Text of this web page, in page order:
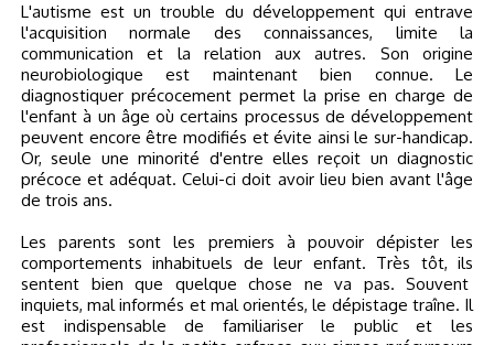
L'autisme est un trouble du développementqui entrave
l'acquisition normale des connaissances, limite la
communication et la relation aux autres. Son origine
neurobiologique est maintenant bien connue. Le
diagnostiquer précocement permet la prise en charge de
l'enfant à un âge où certains processus de développement
peuvent encore être modifiés et évite ainsi le sur-handicap.
Or, seule une minorité d'entre elles reçoit un diagnostic
précoce et adéquat. Celui-ci doit avoir lieu bien avant l'âge
de trois ans.
Les parents sont les premiers à pouvoir dépister les
comportements inhabituels de leur enfant. Très tôt, ils
sentent bien que quelque chose ne va pas. Souvent
inquiets, mal informés et mal orientés, le dépistage traîne. Il
est indispensable de familiariser le public et les